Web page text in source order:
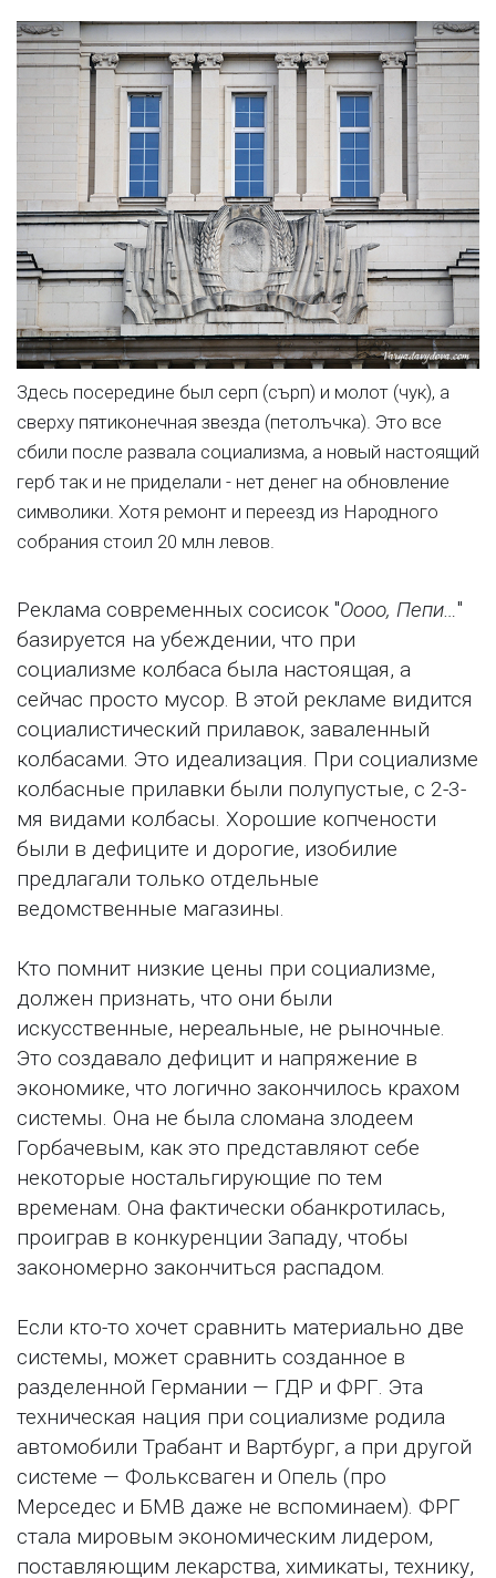
Здесь посередине был серп (сърп) и молот (чук), а
сверху пятиконечная звезда (петолъчка). Это все
сбили после развала социализма, а новый настоящий
герб так и не приделали - нет денег на обновление
символики. Хотя ремонт и переезд из Народного
собрания стоил 20 млн левов.
Реклама современных сосисок "Оооо, Пепи…"
базируется на убеждении, что при
социализме колбаса была настоящая, а
сейчас просто мусор. В этой рекламе видится
социалистический прилавок, заваленный
колбасами. Это идеализация. При социализме
колбасные прилавки были полупустые, с 2-3-
мя видами колбасы. Хорошие копчености
были в дефиците и дорогие, изобилие
предлагали только отдельные
ведомственные магазины.
Кто помнит низкие цены при социализме,
должен признать, что они были
искусственные, нереальные, не рыночные.
Это создавало дефицит и напряжение в
экономике, что логично закончилось крахом
системы. Она не была сломана злодеем
Горбачевым, как это представляют себе
некоторые ностальгирующие по тем
временам. Она фактически обанкротилась,
проиграв в конкуренции Западу, чтобы
закономерно закончиться распадом.
Если кто-то хочет сравнить материально две
системы, может сравнить созданное в
разделенной Германии — ГДР и ФРГ. Эта
техническая нация при социализме родила
автомобили Трабант и Вартбург, а при другой
системе — Фольксваген и Опель (про
Мерседес и БМВ даже не вспоминаем). ФРГ
стала мировым экономическим лидером,
поставляющим лекарства, химикаты, технику,